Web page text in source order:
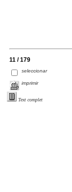
11 / 179
seleccionar
imprimir
Text complet